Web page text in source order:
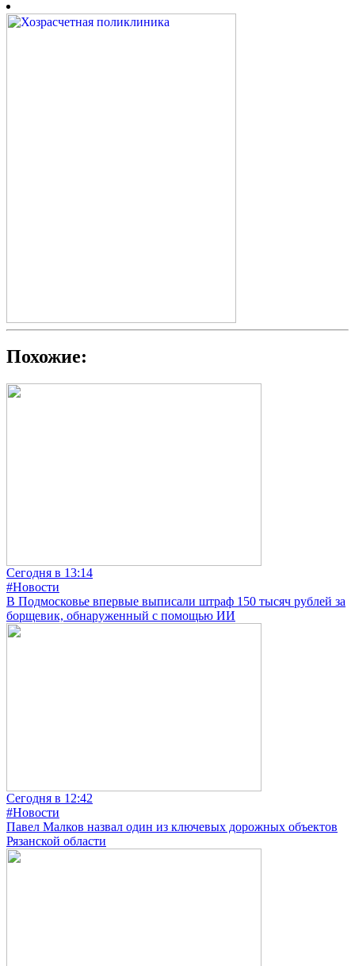
Похожие:
Сегодня в 13:14
#Новости
В Подмосковье впервые выписали штраф 150 тысяч рублей за
борщевик, обнаруженный с помощью ИИ
Сегодня в 12:42
#Новости
Павел Малков назвал один из ключевых дорожных объектов
Рязанской области